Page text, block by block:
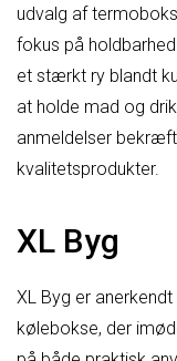
udvalg af
fokus på
et stærkt ry blandt
at holde mad og
anmeldelser
kvalitetsprodukter.
XL Byg
XL Byg er
kølebokse, der